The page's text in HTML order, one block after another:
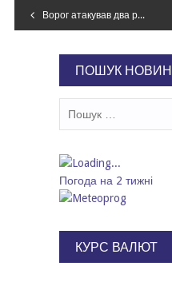
Навігація
Ворог атакував два райони області безпілотниками: безпекова ситуація на Дніпропетровщині станом на ранок 15 травня
ПОШУК НОВИН
Погода на 2 тижні
КУРС ВАЛЮТ